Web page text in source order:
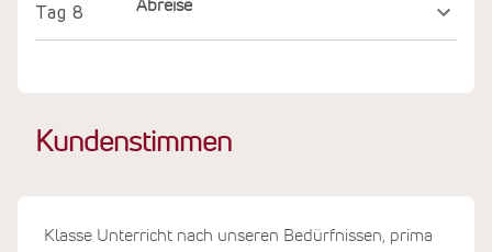
Tag 8 Abreise
Kundenstimmen
Klasse Unterricht nach unseren Bedürfnissen, prima